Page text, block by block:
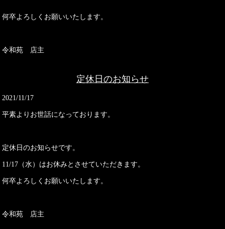
何卒よろしくお願いいたします。
令和苑 店主
定休日のお知らせ
2021/11/17
平素よりお世話になっております。
定休日のお知らせです。
11/17（水）はお休みとさせていただきます。
何卒よろしくお願いいたします。
令和苑 店主